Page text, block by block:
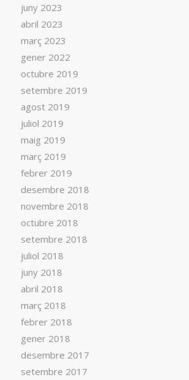
juny 2023
abril 2023
març 2023
gener 2022
octubre 2019
setembre 2019
agost 2019
juliol 2019
maig 2019
març 2019
febrer 2019
desembre 2018
novembre 2018
octubre 2018
setembre 2018
juliol 2018
juny 2018
abril 2018
març 2018
febrer 2018
gener 2018
desembre 2017
setembre 2017